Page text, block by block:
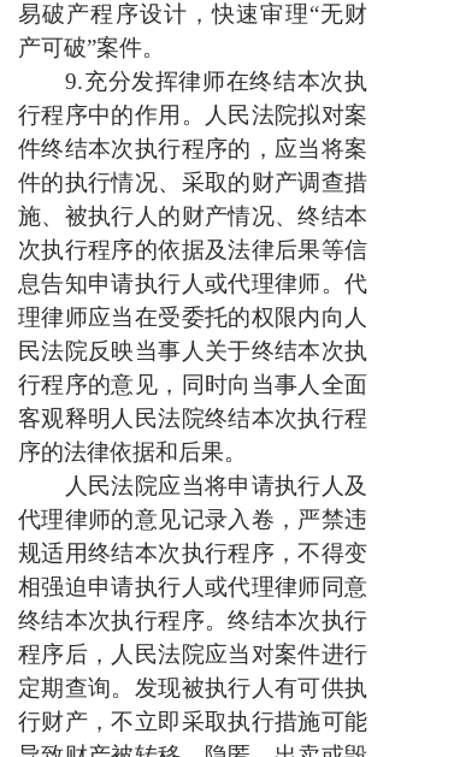
易破产程序设计，快速审理“无财
产可破”案件。
9.充分发挥律师在终结本次执
行程序中的作用。人民法院拟对案
件终结本次执行程序的，应当将案
件的执行情况、采取的财产调查措
施、被执行人的财产情况、终结本
次执行程序的依据及法律后果等信
息告知申请执行人或代理律师。代
理律师应当在受委托的权限内向人
民法院反映当事人关于终结本次执
行程序的意见，同时向当事人全面
客观释明人民法院终结本次执行程
序的法律依据和后果。
人民法院应当将申请执行人及
代理律师的意见记录入卷，严禁违
规适用终结本次执行程序，不得变
相强迫申请执行人或代理律师同意
终结本次执行程序。终结本次执行
程序后，人民法院应当对案件进行
定期查询。发现被执行人有可供执
行财产，不立即采取执行措施可能